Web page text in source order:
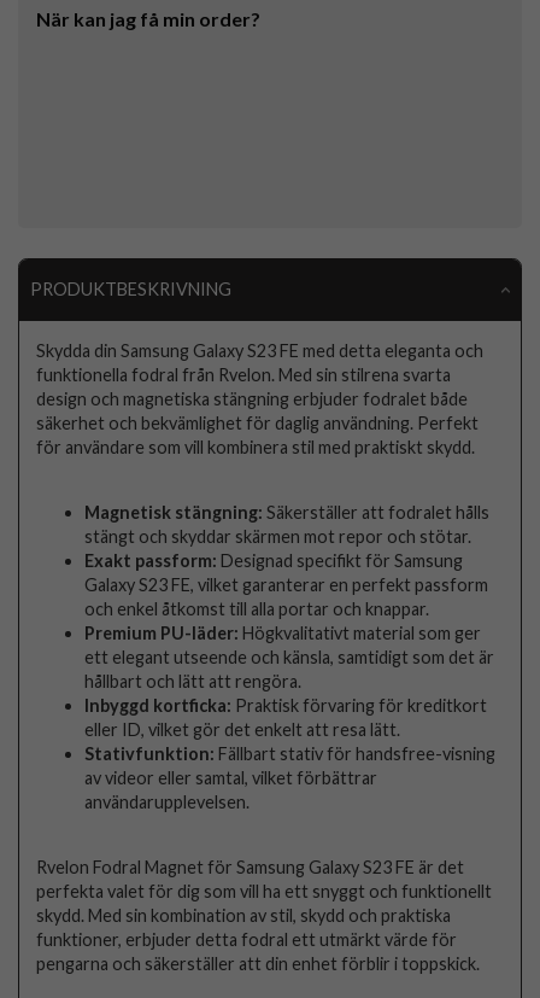
När kan jag få min order?
PRODUKTBESKRIVNING
Skydda din Samsung Galaxy S23 FE med detta eleganta och
funktionella fodral från Rvelon. Med sin stilrena svarta
design och magnetiska stängning erbjuder fodralet både
säkerhet och bekvämlighet för daglig användning. Perfekt
för användare som vill kombinera stil med praktiskt skydd.
Magnetisk stängning: Säkerställer att fodralet hålls
stängt och skyddar skärmen mot repor och stötar.
Exakt passform: Designad specifikt för Samsung
Galaxy S23 FE, vilket garanterar en perfekt passform
och enkel åtkomst till alla portar och knappar.
Premium PU-läder: Högkvalitativt material som ger
ett elegant utseende och känsla, samtidigt som det är
hållbart och lätt att rengöra.
Inbyggd kortficka: Praktisk förvaring för kreditkort
eller ID, vilket gör det enkelt att resa lätt.
Stativfunktion: Fällbart stativ för handsfree-visning
av videor eller samtal, vilket förbättrar
användarupplevelsen.
Rvelon Fodral Magnet för Samsung Galaxy S23 FE är det
perfekta valet för dig som vill ha ett snyggt och funktionellt
skydd. Med sin kombination av stil, skydd och praktiska
funktioner, erbjuder detta fodral ett utmärkt värde för
pengarna och säkerställer att din enhet förblir i toppskick.